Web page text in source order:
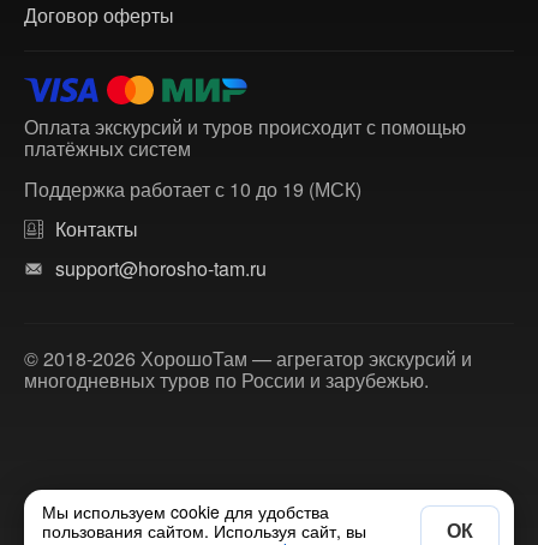
Договор оферты
Оплата экскурсий и туров происходит с помощью
платёжных систем
Поддержка работает с 10 до 19 (МСК)
Контакты
support@horosho-tam.ru
© 2018-2026 ХорошоТам — агрегатор экскурсий и
многодневных туров по России и зарубежью.
Мы используем cookie для удобства
пользования сайтом. Используя сайт, вы
ОК